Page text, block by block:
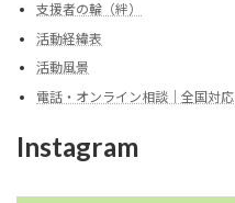
支援者の輪（絆）
活動経緯表
活動風景
電話・オンライン相談｜全国対応
Instagram